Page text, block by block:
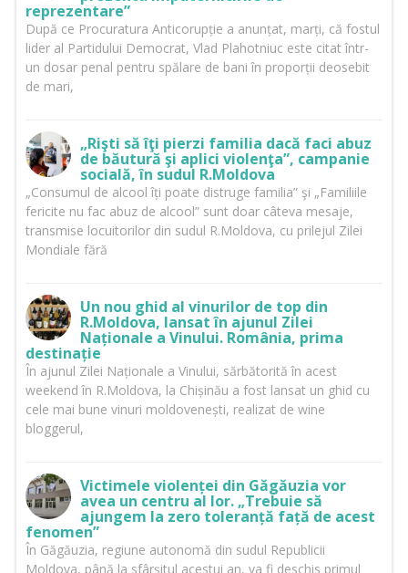
reprezentare”
După ce Procuratura Anticorupție a anunțat, marți, că fostul
lider al Partidului Democrat, Vlad Plahotniuc este citat într-
un dosar penal pentru spălare de bani în proporții deosebit
de mari,
„Rişti să îţi pierzi familia dacă faci abuz
de băutură şi aplici violenţa”, campanie
socială, în sudul R.Moldova
„Consumul de alcool îți poate distruge familia” şi „Familiile
fericite nu fac abuz de alcool” sunt doar câteva mesaje,
transmise locuitorilor din sudul R.Moldova, cu prilejul Zilei
Mondiale fără
Un nou ghid al vinurilor de top din
R.Moldova, lansat în ajunul Zilei
Naționale a Vinului. România, prima
destinație
În ajunul Zilei Naționale a Vinului, sărbătorită în acest
weekend în R.Moldova, la Chișinău a fost lansat un ghid cu
cele mai bune vinuri moldovenești, realizat de wine
bloggerul,
Victimele violenței din Găgăuzia vor
avea un centru al lor. „Trebuie să
ajungem la zero toleranță față de acest
fenomen”
În Găgăuzia, regiune autonomă din sudul Republicii
Moldova, până la sfârșitul acestui an, va fi deschis primul